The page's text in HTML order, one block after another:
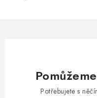
Potřebujete s